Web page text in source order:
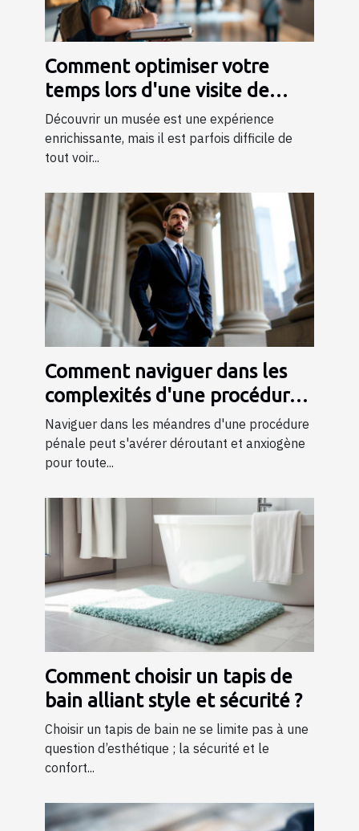
Comment optimiser votre
temps lors d'une visite de
musée ?
Découvrir un musée est une expérience
enrichissante, mais il est parfois difficile de
tout voir...
Comment naviguer dans les
complexités d'une procédure
pénale ?
Naviguer dans les méandres d'une procédure
pénale peut s'avérer déroutant et anxiogène
pour toute...
Comment choisir un tapis de
bain alliant style et sécurité ?
Choisir un tapis de bain ne se limite pas à une
question d’esthétique ; la sécurité et le
confort...